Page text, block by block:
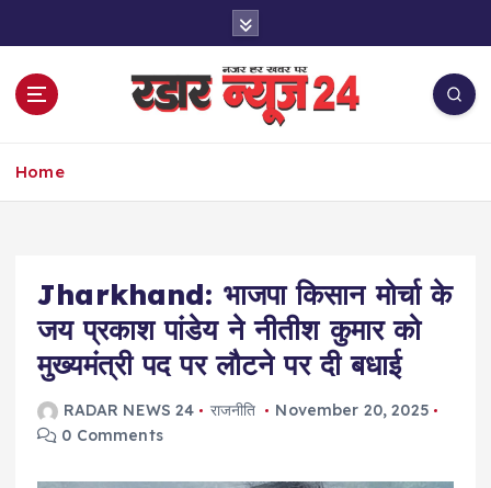
Home
Jharkhand: भाजपा किसान मोर्चा के
जय प्रकाश पांडेय ने नीतीश कुमार को
मुख्यमंत्री पद पर लौटने पर दी बधाई
RADAR NEWS 24 राजनीति
November 20, 2025
0 Comments